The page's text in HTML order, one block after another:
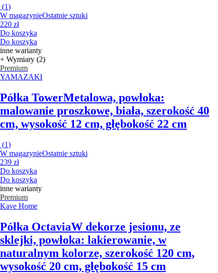
(1)
W magazynieOstatnie sztuki
220 zł
Do koszyka
Do koszyka
inne warianty
+ Wymiary (2)
Premium
YAMAZAKI
Półka TowerMetalowa, powłoka:
malowanie proszkowe, biała, szerokość 40
cm, wysokość 12 cm, głębokość 22 cm
(1)
W magazynieOstatnie sztuki
239 zł
Do koszyka
Do koszyka
inne warianty
Premium
Kave Home
Półka OctaviaW dekorze jesionu, ze
sklejki, powłoka: lakierowanie, w
naturalnym kolorze, szerokość 120 cm,
wysokość 20 cm, głębokość 15 cm